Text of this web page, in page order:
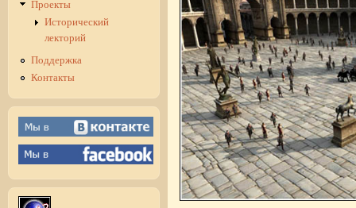
Проекты
Исторический
лекторий
Поддержка
Контакты